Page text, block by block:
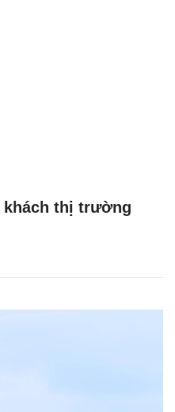
khách thị trường